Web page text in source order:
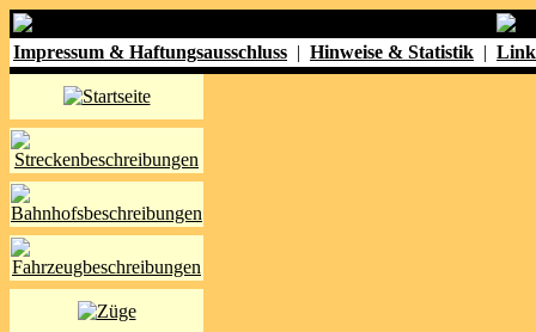
Impressum & Haftungsausschluss | Hinweise & Statistik |